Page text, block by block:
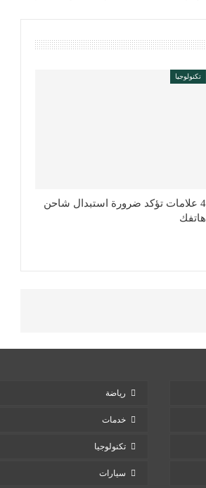
تكنولوجيا
4 علامات تؤكد ضرورة استبدال شاحن
هاتفك
رياضة
خدمات
تكنولوجيا
سيارات